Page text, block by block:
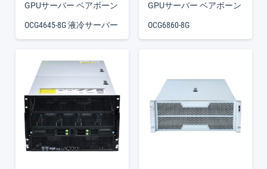
GPUサーバー ベアボーン
OCG4645-8G 液冷サーバー
GPUサーバー ベアボーン
OCG6860-8G